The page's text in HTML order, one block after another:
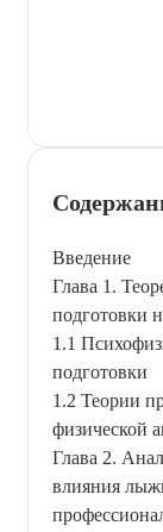
Введение
Глава 1.
подготовки
1.1
подготовки
1.2 Теории
физической
Глава 2.
влияния